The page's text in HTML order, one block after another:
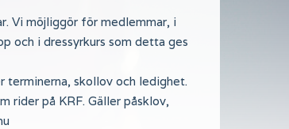
Vi möjliggör för medlemmar, i
och i dressyrkurs som detta ges
terminerna, skollov och ledighet.
rider på KRF. Gäller påsklov,